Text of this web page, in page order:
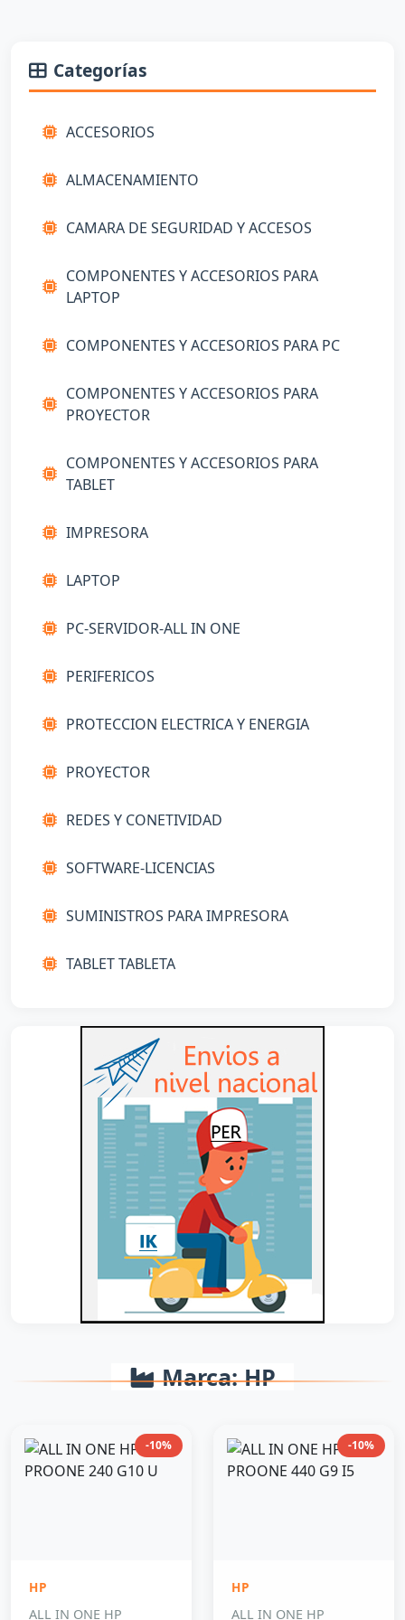
Categorías
ACCESORIOS
ALMACENAMIENTO
CAMARA DE SEGURIDAD Y ACCESOS
COMPONENTES Y ACCESORIOS PARA
LAPTOP
COMPONENTES Y ACCESORIOS PARA PC
COMPONENTES Y ACCESORIOS PARA
PROYECTOR
COMPONENTES Y ACCESORIOS PARA
TABLET
IMPRESORA
LAPTOP
PC-SERVIDOR-ALL IN ONE
PERIFERICOS
PROTECCION ELECTRICA Y ENERGIA
PROYECTOR
REDES Y CONETIVIDAD
SOFTWARE-LICENCIAS
SUMINISTROS PARA IMPRESORA
TABLET TABLETA
Marca: HP
-10%
HP
ALL IN ONE HP
-10%
HP
ALL IN ONE HP